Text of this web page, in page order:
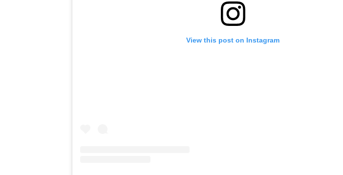
View this post on Instagram